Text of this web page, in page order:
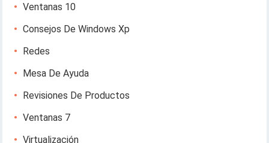
Ventanas 10
Consejos De Windows Xp
Redes
Mesa De Ayuda
Revisiones De Productos
Ventanas 7
Virtualización